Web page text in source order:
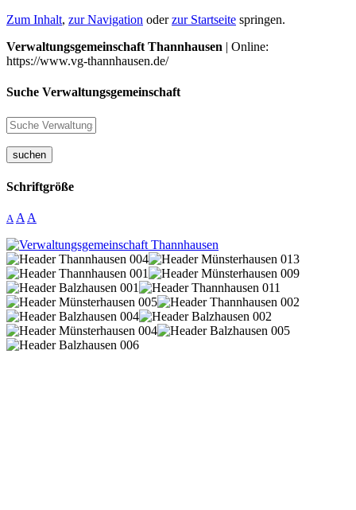
Zum Inhalt, zur Navigation oderzur Startseite springen.
Verwaltungsgemeinschaft Thannhausen | Online:
https://www.vg-thannhausen.de/
Suche Verwaltungsgemeinschaft
suchen
Schriftgröße
A A A